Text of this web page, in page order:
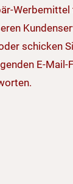
schicken
E-Mail-